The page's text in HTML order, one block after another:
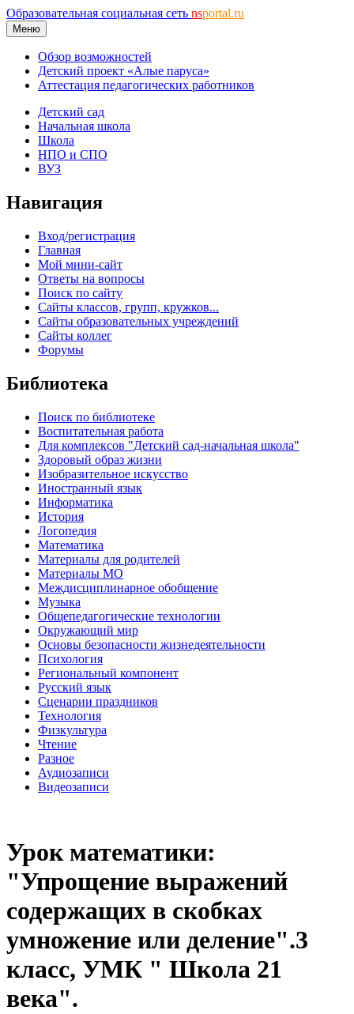
Образовательная социальная сеть nsportal.ru
Меню
Обзор возможностей
Детский проект «Алые паруса»
Аттестация педагогических работников
Детский сад
Начальная школа
Школа
НПО и СПО
ВУЗ
Навигация
Вход/регистрация
Главная
Мой мини-сайт
Ответы на вопросы
Поиск по сайту
Сайты классов, групп, кружков...
Сайты образовательных учреждений
Сайты коллег
Форумы
Библиотека
Поиск по библиотеке
Воспитательная работа
Для комплексов "Детский сад-начальная школа"
Здоровый образ жизни
Изобразительное искусство
Иностранный язык
Информатика
История
Логопедия
Математика
Материалы для родителей
Материалы МО
Междисциплинарное обобщение
Музыка
Общепедагогические технологии
Окружающий мир
Основы безопасности жизнедеятельности
Психология
Региональный компонент
Русский язык
Сценарии праздников
Технология
Физкультура
Чтение
Разное
Аудиозаписи
Видеозаписи
Урок математики:
"Упрощение выражений
содержащих в скобках
умножение или деление".3
класс, УМК " Школа 21
века".